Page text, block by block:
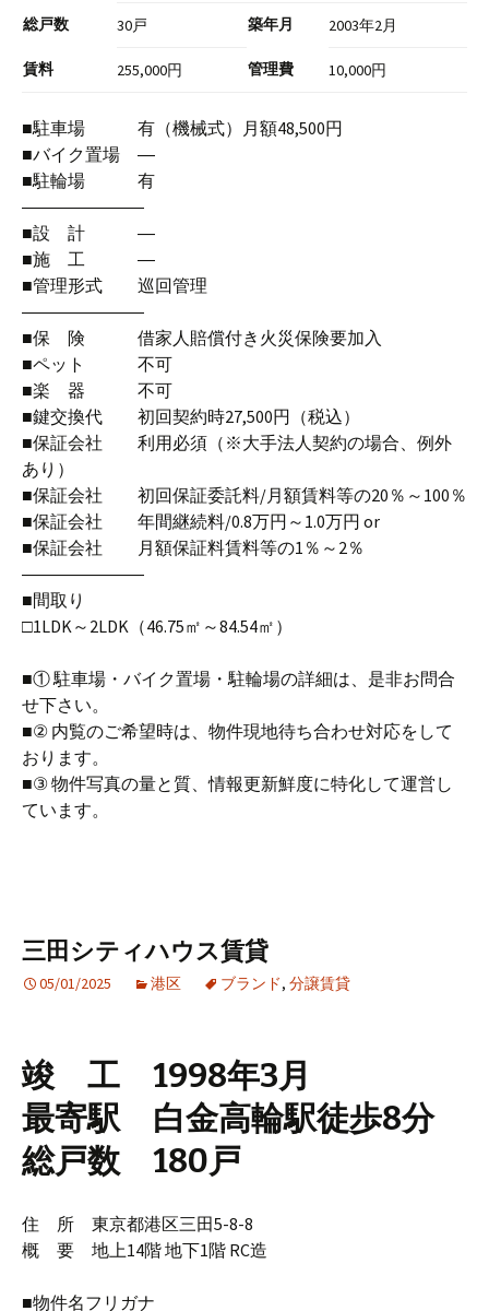
総戸数 30戸 築年月 2003年2月
賃料 255,000円 管理費 10,000円
■駐車場 有（機械式）月額48,500円
■バイク置場 ―
■駐輪場 有
―――――――
■設 計 ―
■施 工 ―
■管理形式 巡回管理
―――――――
■保 険 借家人賠償付き火災保険要加入
■ペット 不可
■楽 器 不可
■鍵交換代 初回契約時27,500円（税込）
■保証会社 利用必須（※大手法人契約の場合、例外
あり）
■保証会社 初回保証委託料/月額賃料等の20％～100％
■保証会社 年間継続料/0.8万円～1.0万円 or
■保証会社 月額保証料賃料等の1％～2％
―――――――
■間取り
□1LDK～2LDK（46.75㎡～84.54㎡）
■① 駐車場・バイク置場・駐輪場の詳細は、是非お問合
せ下さい。
■② 内覧のご希望時は、物件現地待ち合わせ対応をして
おります。
■③ 物件写真の量と質、情報更新鮮度に特化して運営し
ています。
三田シティハウス賃貸
05/01/2025 港区 ブランド, 分譲賃貸
竣 工 1998年3月
最寄駅 白金高輪駅徒歩8分
総戸数 180戸
住 所 東京都港区三田5-8-8
概 要 地上14階 地下1階 RC造
■物件名フリガナ